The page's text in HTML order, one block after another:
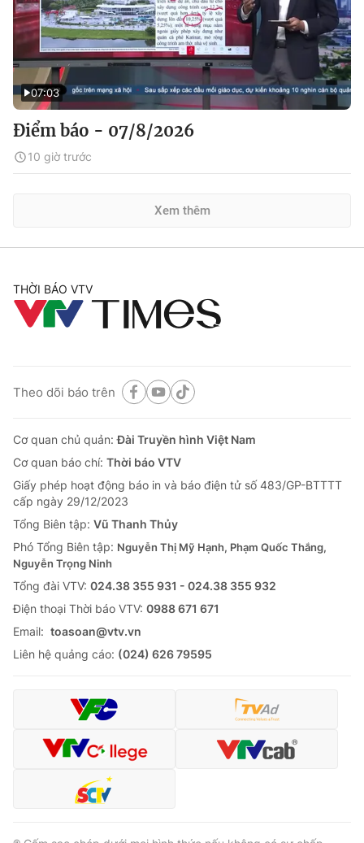
07:03
Điểm báo - 07/8/2026
10 giờ trước
Xem thêm
THỜI BÁO VTV
Theo dõi báo trên
Cơ quan chủ quản:Đài Truyền hình Việt Nam
Cơ quan báo chí: Thời báo VTV
Giấy phép hoạt động báo in và báo điện tử số 483/GP-BTTTT
cấp ngày 29/12/2023
Tổng Biên tập: Vũ Thanh Thủy
Phó Tổng Biên tập: Nguyễn Thị Mỹ Hạnh, Phạm Quốc Thắng,
Nguyễn Trọng Ninh
Tổng đài VTV: 024.38 355 931 - 024.38 355 932
Ðiện thoại Thời báo VTV: 0988 671 671
Email: toasoan@vtv.vn
Liên hệ quảng cáo: (024) 626 79595